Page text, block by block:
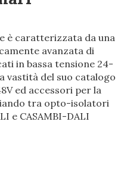
è caratterizzata da una
avanzata di
in bassa tensione 24-
vastità del suo catalogo
ed accessori per la
tra opto-isolatori
e CASAMBI-DALI